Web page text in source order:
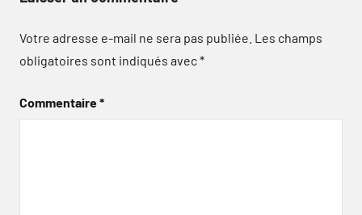
Votre adresse e-mail ne sera pas publiée. Les champs
obligatoires sont indiqués avec*
Commentaire*